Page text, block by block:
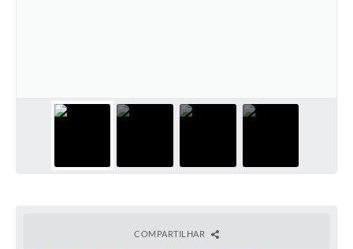
COMPARTILHAR